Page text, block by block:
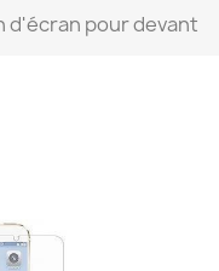
pour devant